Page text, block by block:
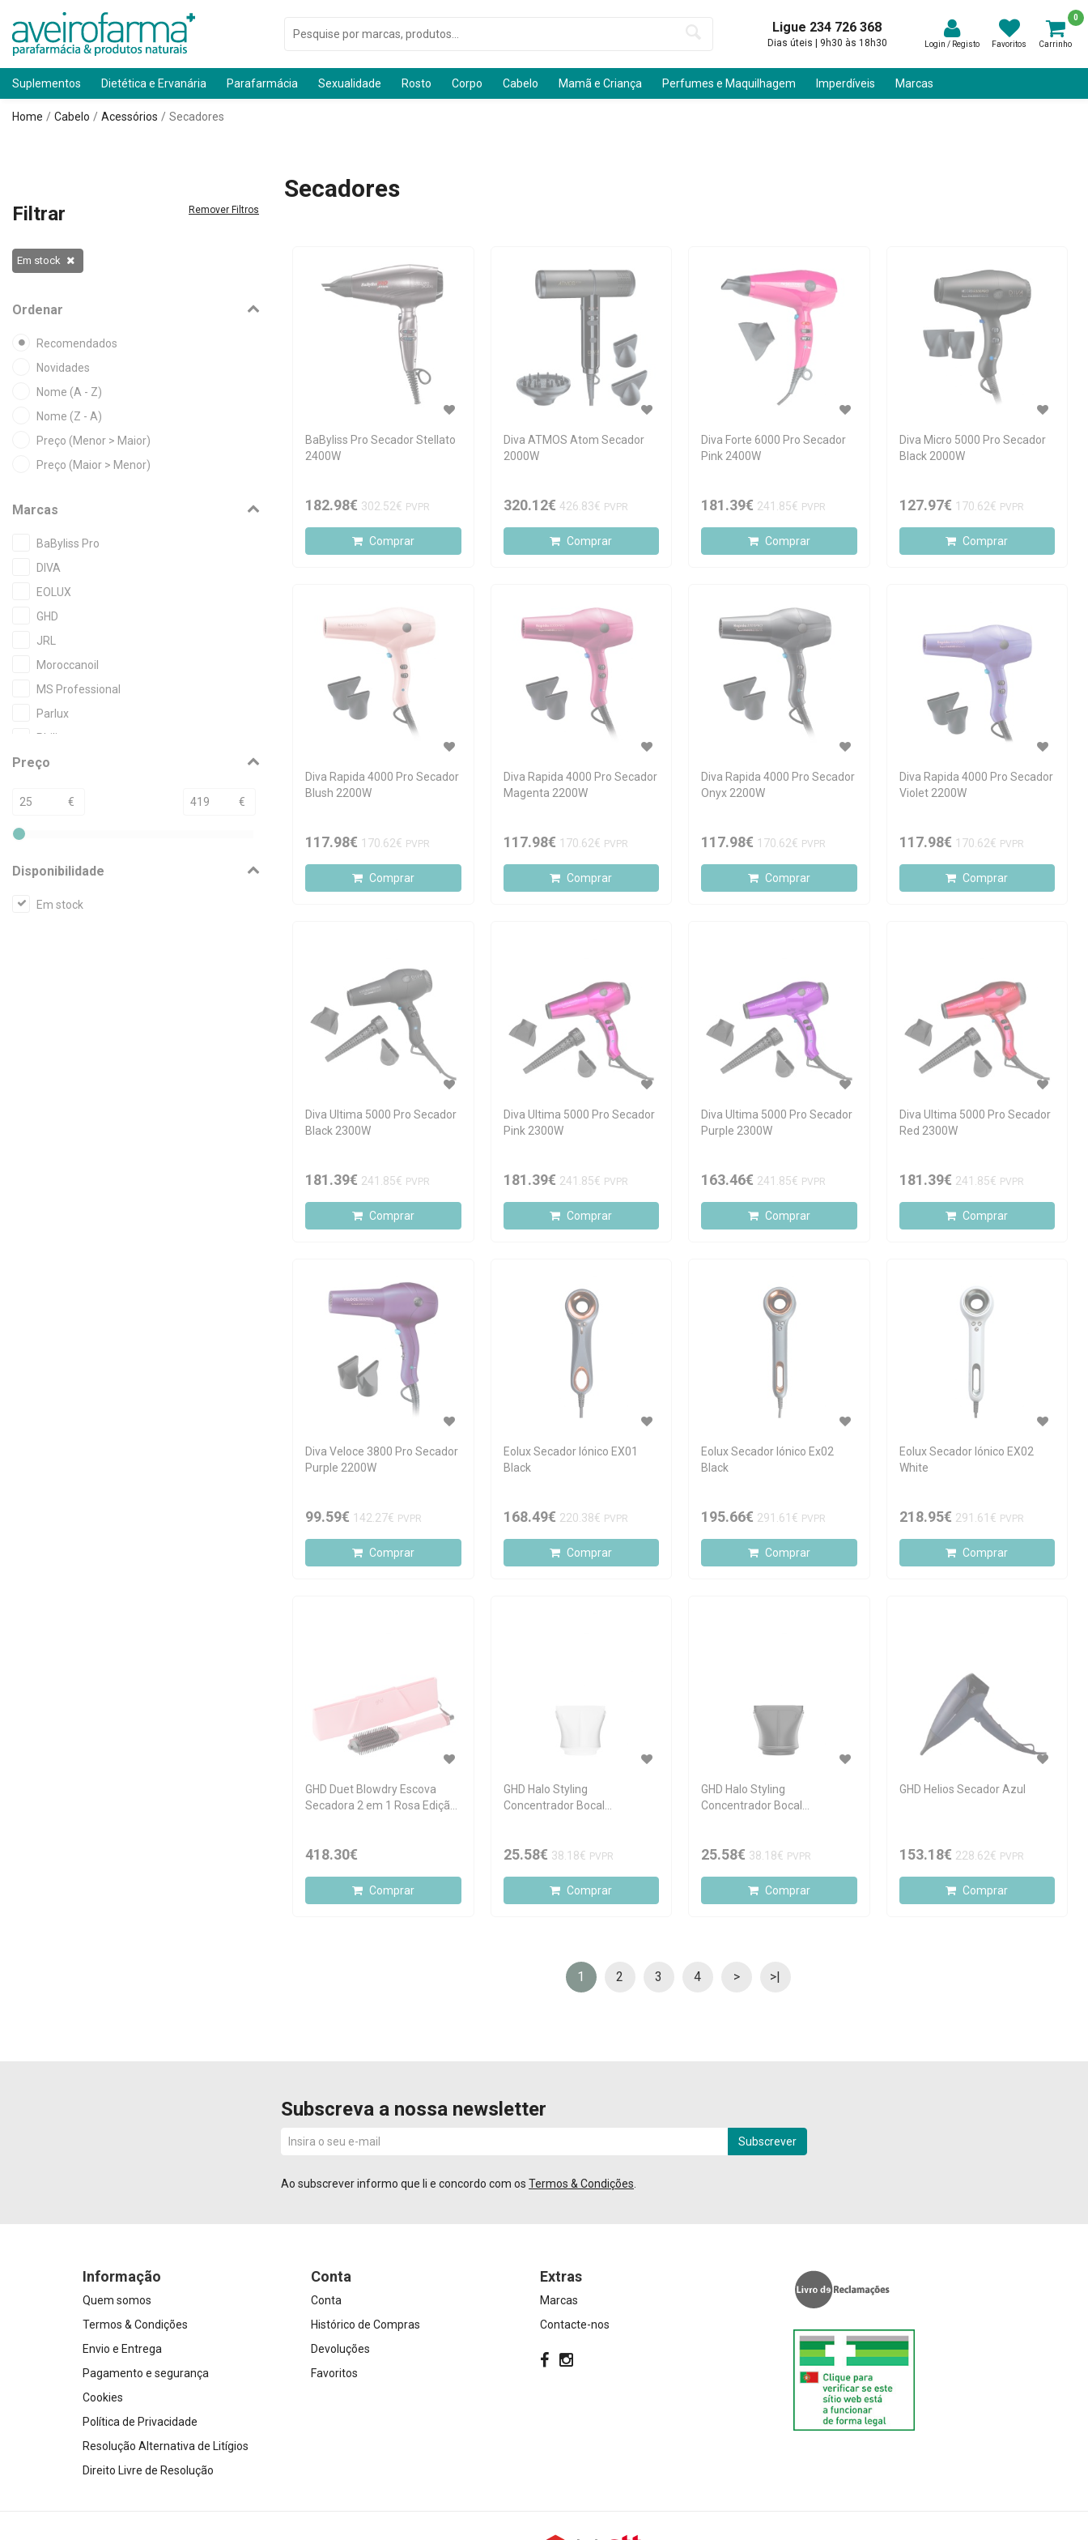
Ligue 234 726 368
Dias úteis | 9h30 às 18h30 Login / Registo Favoritos Carrinho
0
Suplementos Dietética e Ervanária Parafarmácia Sexualidade Rosto Corpo Cabelo Mamã e Criança Perfumes e Maquilhagem Imperdíveis Marcas
Home Cabelo Acessórios Secadores
Filtrar Remover Filtros
Em stock
Ordenar
Recomendados
Novidades
Nome (A - Z)
Nome (Z - A)
Preço (Menor > Maior)
Preço (Maior > Menor)
Marcas
BaByliss Pro
DIVA
EOLUX
GHD
JRL
Moroccanoil
MS Professional
Parlux
Philips
RickiParodi
Preço
€ €
Disponibilidade
Em stock
Secadores
BaByliss Pro Secador Stellato
2400W
182.98€ 302.52€ PVPR
Comprar
Diva ATMOS Atom Secador
2000W
320.12€ 426.83€ PVPR
Comprar
Diva Forte 6000 Pro Secador
Pink 2400W
181.39€ 241.85€ PVPR
Comprar
Diva Micro 5000 Pro Secador
Black 2000W
127.97€ 170.62€ PVPR
Comprar
Diva Rapida 4000 Pro Secador
Blush 2200W
117.98€ 170.62€ PVPR
Comprar
Diva Rapida 4000 Pro Secador
Magenta 2200W
117.98€ 170.62€ PVPR
Comprar
Diva Rapida 4000 Pro Secador
Onyx 2200W
117.98€ 170.62€ PVPR
Comprar
Diva Rapida 4000 Pro Secador
Violet 2200W
117.98€ 170.62€ PVPR
Comprar
Diva Ultima 5000 Pro Secador
Black 2300W
181.39€ 241.85€ PVPR
Comprar
Diva Ultima 5000 Pro Secador
Pink 2300W
181.39€ 241.85€ PVPR
Comprar
Diva Ultima 5000 Pro Secador
Purple 2300W
163.46€ 241.85€ PVPR
Comprar
Diva Ultima 5000 Pro Secador
Red 2300W
181.39€ 241.85€ PVPR
Comprar
Diva Veloce 3800 Pro Secador
Purple 2200W
99.59€ 142.27€ PVPR
Comprar
Eolux Secador Iónico EX01
Black
168.49€ 220.38€ PVPR
Comprar
Eolux Secador Iónico Ex02
Black
195.66€ 291.61€ PVPR
Comprar
Eolux Secador Iónico EX02
White
218.95€ 291.61€ PVPR
Comprar
GHD Duet Blowdry Escova
Secadora 2 em 1 Rosa Edição
418.30€
Comprar
GHD Halo Styling
Concentrador Bocal
25.58€ 38.18€ PVPR
Comprar
GHD Halo Styling
Concentrador Bocal
25.58€ 38.18€ PVPR
Comprar
GHD Helios Secador Azul
153.18€ 228.62€ PVPR
Comprar
1 2 3 4 > >|
Subscreva a nossa newsletter
Subscrever
Ao subscrever informo que li e concordo com os Termos & Condições
Informação
Quem somos
Termos & Condições
Envio e Entrega
Pagamento e segurança
Cookies
Política de Privacidade
Resolução Alternativa de Litígios
Direito Livre de Resolução
Conta
Conta
Histórico de Compras
Devoluções
Favoritos
Extras
Marcas
Contacte-nos